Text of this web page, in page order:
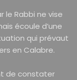
le Rabbi ne vise
écoule d’une
qui prévaut
en Calabre.
de constater